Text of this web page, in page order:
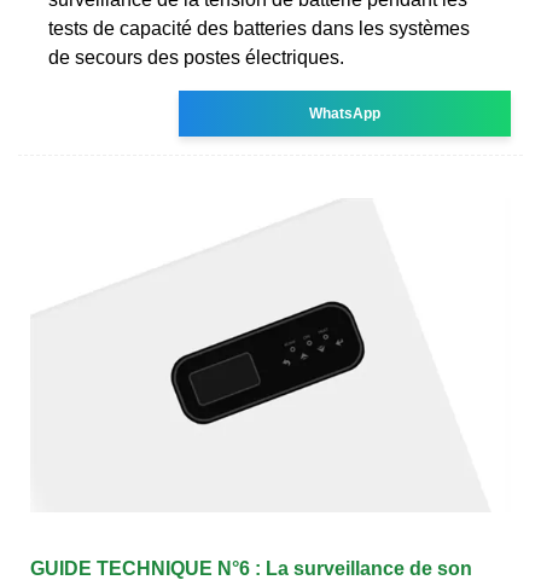
tests de capacité des batteries dans les systèmes
de secours des postes électriques.
WhatsApp
GUIDE TECHNIQUE N°6 : La surveillance de son